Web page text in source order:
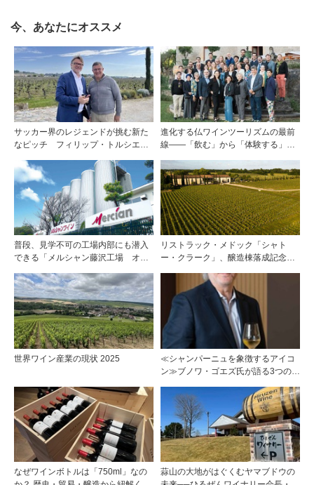
今、あなたにオススメ
サッカー界のレジェンドが挑む新た
なピッチ フィリップ・トルシエが
進化する仏ワインツーリズムの最前
線――「飲む」から「体験する」プ
フランスのドメーヌグループ組織が
描く、五感で深掘りする次世代のテ
ロワール体験
普段、見学不可の工場内部にも潜入
できる「メルシャン藤沢工場 オン
リストラック・メドック「シャト
ー・クラーク」、醸造棟落成記念夕
世界ワイン産業の現状 2025
≪シャンパーニュを象徴するアイコ
ン≫ブノワ・ゴエズ氏が語る3つのキ
なぜワインボトルは「750ml」なの
蒜山の大地がはぐくむヤマブドウの